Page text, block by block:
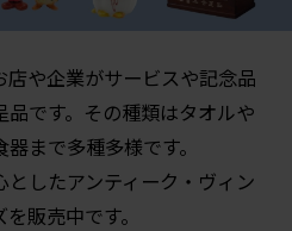
店や企業がサービスや記念品
です。その種類はタオルや
まで多種多様です。
したアンティーク・ヴィン
販売中です。